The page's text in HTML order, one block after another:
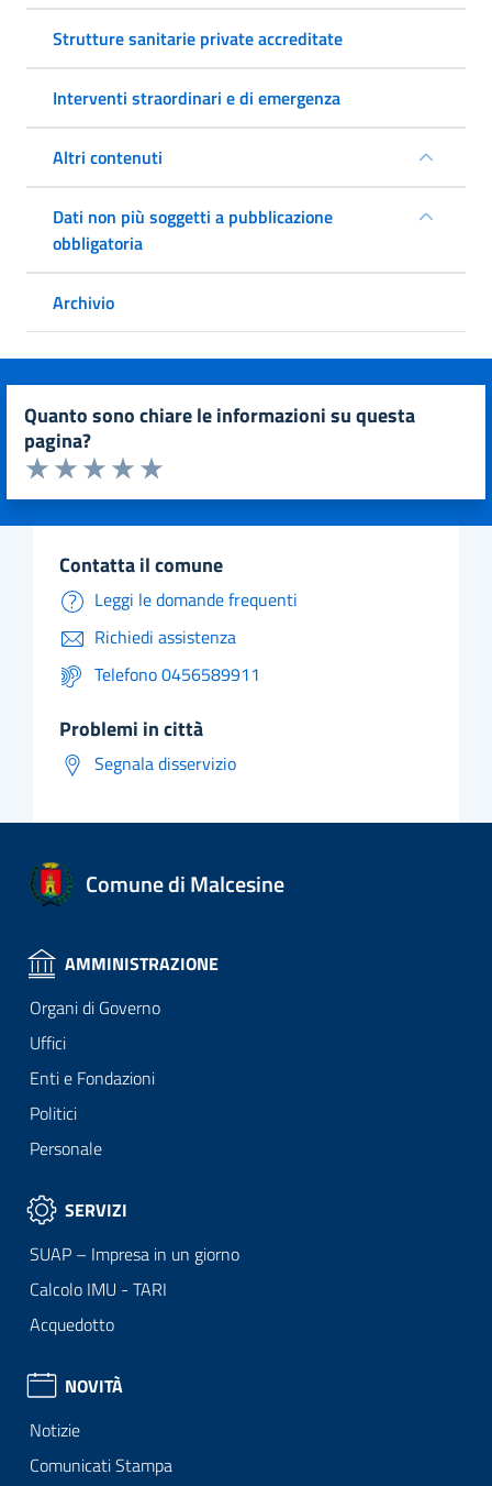
Strutture sanitarie private accreditate
Interventi straordinari e di emergenza
Altri contenuti
Dati non più soggetti a pubblicazione
obbligatoria
Archivio
quanto sono chiare le informazioni su questa
pagina?
Valuta da 1 a 5 stelle la pagina
Valuta 5 stelle su 5
Valuta 4 stelle su 5
Valuta 3 stelle su 5
Valuta 2 stelle su 5
Valuta 1 stelle su 5
contatta il comune
Leggi le domande frequenti
Richiedi assistenza
Telefono 0456589911
problemi in città
Segnala disservizio
Comune di Malcesine
AMMINISTRAZIONE
Organi di Governo
Uffici
Enti e Fondazioni
Politici
Personale
SERVIZI
SUAP – Impresa in un giorno
Calcolo IMU - TARI
Acquedotto
NOVITÀ
Notizie
Comunicati Stampa